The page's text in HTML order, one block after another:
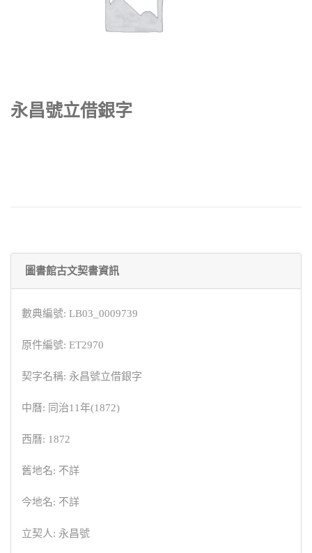
永昌號立借銀字
圖書館古文契書資訊
數典編號: LB03_0009739
原件編號: ET2970
契字名稱: 永昌號立借銀字
中曆: 同治11年(1872)
西曆: 1872
舊地名: 不詳
今地名: 不詳
立契人: 永昌號